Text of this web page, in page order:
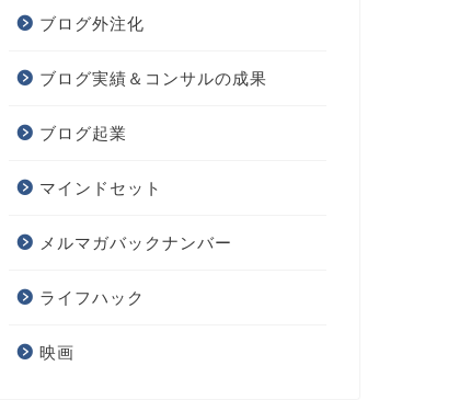
ブログ外注化
ブログ実績＆コンサルの成果
ブログ起業
マインドセット
メルマガバックナンバー
ライフハック
映画